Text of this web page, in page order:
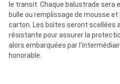
le transit. Chaque balustrade sera
bulle ou remplissage de mousse
carton. Les boîtes seront scellées
résistante pour assurer la
alors embarquées par
honorable.